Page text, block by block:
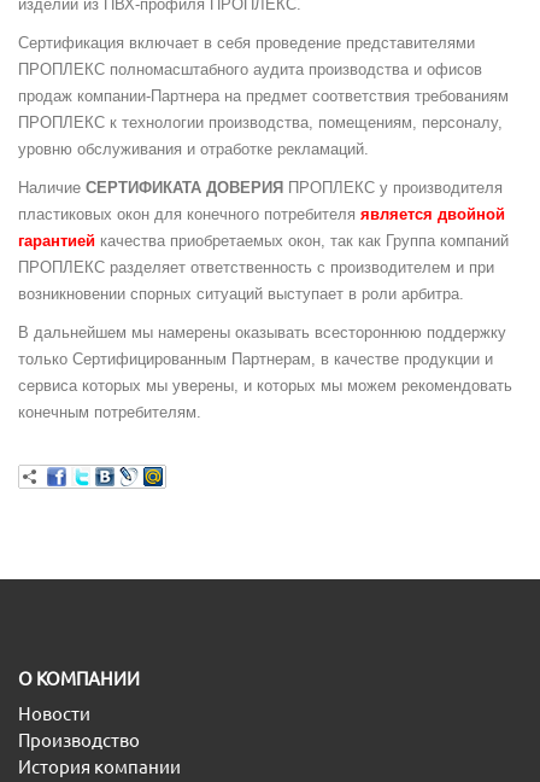
изделий из ПВХ-профиля ПРОПЛЕКС.
Сертификация включает в себя проведение представителями
ПРОПЛЕКС полномасштабного аудита производства и офисов
продаж компании-Партнера на предмет соответствия требованиям
ПРОПЛЕКС к технологии производства, помещениям, персоналу,
уровню обслуживания и отработке рекламаций.
Наличие СЕРТИФИКАТА ДОВЕРИЯ ПРОПЛЕКС у производителя
пластиковых окон для конечного потребителя является двойной
гарантией качества приобретаемых окон, так как Группа компаний
ПРОПЛЕКС разделяет ответственность с производителем и при
возникновении спорных ситуаций выступает в роли арбитра.
В дальнейшем мы намерены оказывать всестороннюю поддержку
только Сертифицированным Партнерам, в качестве продукции и
сервиса которых мы уверены, и которых мы можем рекомендовать
конечным потребителям.
O КОМПАНИИ
Новости
Производство
История компании